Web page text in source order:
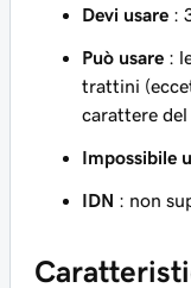
Devi usare :
Può usare :
trattini
carattere
Impossibile
IDN : non